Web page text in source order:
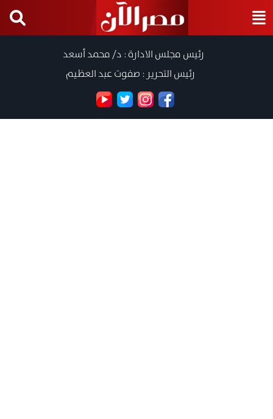
رئيس مجلس الادارة : د/ محمد أسعد
رئيس التحرير : صفوت عبد العظيم